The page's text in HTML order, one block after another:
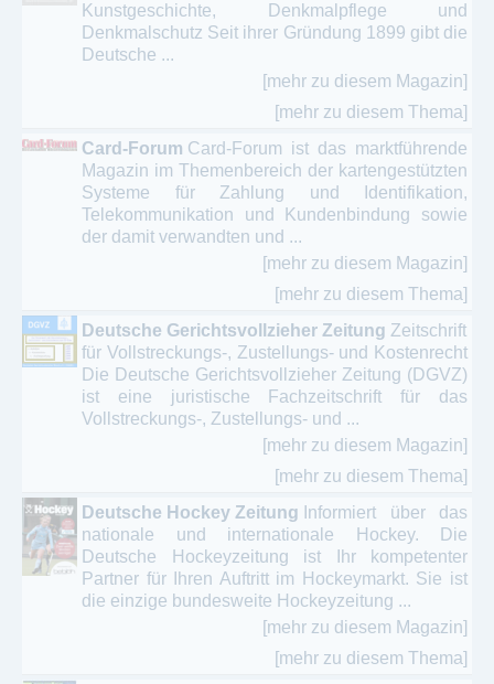
Kunstgeschichte, Denkmalpflege und
Denkmalschutz Seit ihrer Gründung 1899 gibt die
Deutsche ...
[mehr zu diesem Magazin]
[mehr zu diesem Thema]
Card-Forum Card-Forum ist das marktführende
Magazin im Themenbereich der kartengestützten
Systeme für Zahlung und Identifikation,
Telekommunikation und Kundenbindung sowie
der damit verwandten und ...
[mehr zu diesem Magazin]
[mehr zu diesem Thema]
Deutsche Gerichtsvollzieher Zeitung Zeitschrift
für Vollstreckungs-, Zustellungs- und Kostenrecht
Die Deutsche Gerichtsvollzieher Zeitung (DGVZ)
ist eine juristische Fachzeitschrift für das
Vollstreckungs-, Zustellungs- und ...
[mehr zu diesem Magazin]
[mehr zu diesem Thema]
Deutsche Hockey Zeitung Informiert über das
nationale und internationale Hockey. Die
Deutsche Hockeyzeitung ist Ihr kompetenter
Partner für Ihren Auftritt im Hockeymarkt. Sie ist
die einzige bundesweite Hockeyzeitung ...
[mehr zu diesem Magazin]
[mehr zu diesem Thema]